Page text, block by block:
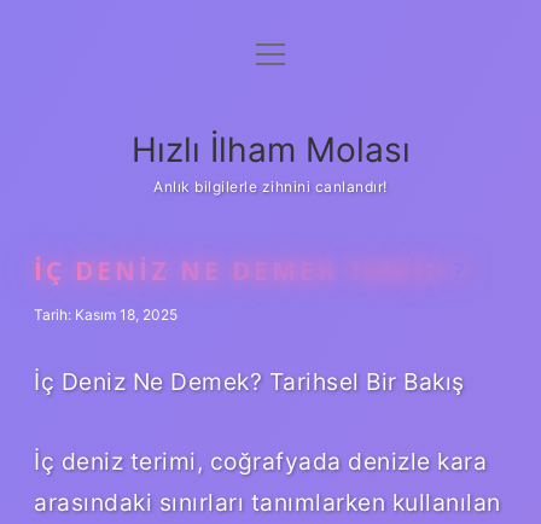
Anasayfa
Yasal Uyarı
menüyü
Hızlı İlham Molası
Anlık bilgilerle zihnini canlandır!
İÇ DENIZ NE DEMEK TARIH ?
Tarih: Kasım 18, 2025
İç Deniz Ne Demek? Tarihsel Bir Bakış
İç deniz terimi, coğrafyada denizle kara
arasındaki sınırları tanımlarken kullanılan